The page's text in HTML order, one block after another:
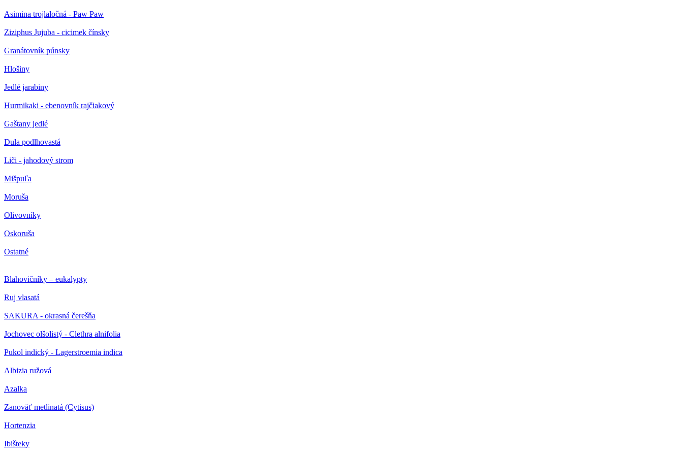
Asimina trojlaločná - Paw Paw
Ziziphus Jujuba - cicimek čínsky
Granátovník púnsky
Hlošiny
Jedlé jarabiny
Hurmikaki - ebenovník rajčiakový
Gaštany jedlé
Dula podlhovastá
Liči - jahodový strom
Mišpuľa
Moruša
Olivovníky
Oskoruša
Ostatné
Blahovičníky – eukalypty
Ruj vlasatá
SAKURA - okrasná čerešňa
Jochovec olšolistý - Clethra alnifolia
Pukol indický - Lagerstroemia indica
Albizia ružová
Azalka
Zanoväť metlinatá (Cytisus)
Hortenzia
Ibišteky